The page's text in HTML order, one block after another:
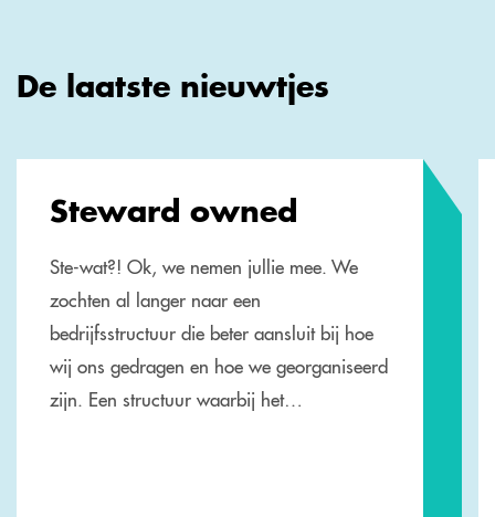
De laatste nieuwtjes
Steward owned
Ste-wat?! Ok, we nemen jullie mee. We
zochten al langer naar een
bedrijfsstructuur die beter aansluit bij hoe
wij ons gedragen en hoe we georganiseerd
zijn. Een structuur waarbij het…